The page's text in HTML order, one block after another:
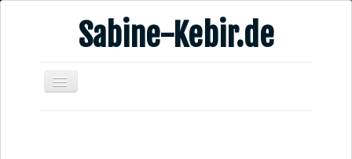
Sabine-Kebir.de